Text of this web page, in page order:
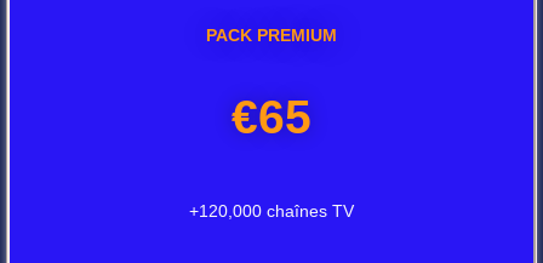
PACK PREMIUM
€65
+120,000 chaînes TV